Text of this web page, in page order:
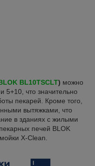
BL10TSCLT) можно
5+10, что значительно
пекарей. Кроме того,
вытяжками, что
в зданиях с жилыми
печей BLOK
X-Clean.